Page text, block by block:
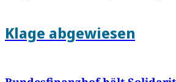
Klage abgewiesen